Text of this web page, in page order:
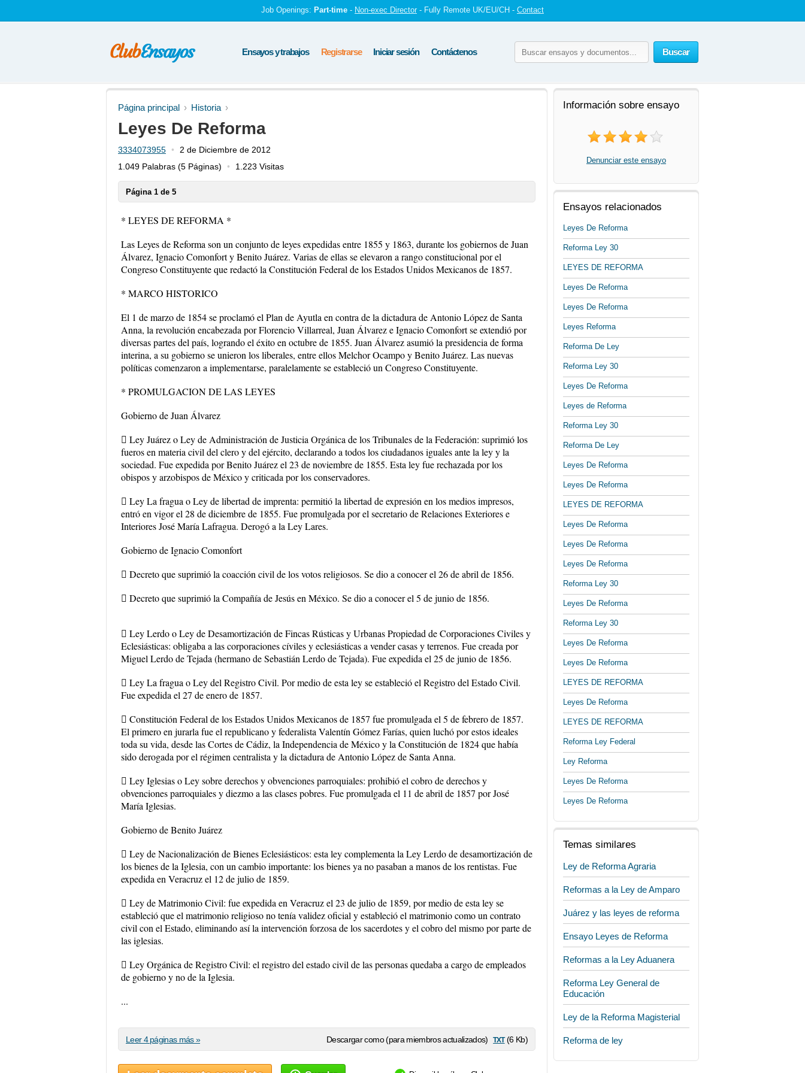
Job Openings: Part-time - Non-exec Director - Fully Remote UK/EU/CH - Contact
Buscar
Ensayos y trabajos Registrarse Iniciar sesión Contáctenos
Página principal Historia
Leyes De Reforma
3334073955
2 de Diciembre de 2012
1.049 Palabras (5 Páginas) 1.223 Visitas
Página 1 de 5
* LEYES DE REFORMA *
Las Leyes de Reforma son un conjunto de leyes expedidas entre 1855 y 1863, durante los gobiernos de Juan
Álvarez, Ignacio Comonfort y Benito Juárez. Varias de ellas se elevaron a rango constitucional por el
Congreso Constituyente que redactó la Constitución Federal de los Estados Unidos Mexicanos de 1857.
* MARCO HISTORICO
El 1 de marzo de 1854 se proclamó el Plan de Ayutla en contra de la dictadura de Antonio López de Santa
Anna, la revolución encabezada por Florencio Villarreal, Juan Álvarez e Ignacio Comonfort se extendió por
diversas partes del país, logrando el éxito en octubre de 1855. Juan Álvarez asumió la presidencia de forma
interina, a su gobierno se unieron los liberales, entre ellos Melchor Ocampo y Benito Juárez. Las nuevas
políticas comenzaron a implementarse, paralelamente se estableció un Congreso Constituyente.
* PROMULGACION DE LAS LEYES
Gobierno de Juan Álvarez
 Ley Juárez o Ley de Administración de Justicia Orgánica de los Tribunales de la Federación: suprimió los
fueros en materia civil del clero y del ejército, declarando a todos los ciudadanos iguales ante la ley y la
sociedad. Fue expedida por Benito Juárez el 23 de noviembre de 1855. Esta ley fue rechazada por los
obispos y arzobispos de México y criticada por los conservadores.
 Ley La fragua o Ley de libertad de imprenta: permitió la libertad de expresión en los medios impresos,
entró en vigor el 28 de diciembre de 1855. Fue promulgada por el secretario de Relaciones Exteriores e
Interiores José María Lafragua. Derogó a la Ley Lares.
Gobierno de Ignacio Comonfort
 Decreto que suprimió la coacción civil de los votos religiosos. Se dio a conocer el 26 de abril de 1856.
 Decreto que suprimió la Compañía de Jesús en México. Se dio a conocer el 5 de junio de 1856.
 Ley Lerdo o Ley de Desamortización de Fincas Rústicas y Urbanas Propiedad de Corporaciones Civiles y
Eclesiásticas: obligaba a las corporaciones cíviles y eclesiásticas a vender casas y terrenos. Fue creada por
Miguel Lerdo de Tejada (hermano de Sebastián Lerdo de Tejada). Fue expedida el 25 de junio de 1856.
 Ley La fragua o Ley del Registro Civil. Por medio de esta ley se estableció el Registro del Estado Civil.
Fue expedida el 27 de enero de 1857.
 Constitución Federal de los Estados Unidos Mexicanos de 1857 fue promulgada el 5 de febrero de 1857.
El primero en jurarla fue el republicano y federalista Valentín Gómez Farías, quien luchó por estos ideales
toda su vida, desde las Cortes de Cádiz, la Independencia de México y la Constitución de 1824 que había
sido derogada por el régimen centralista y la dictadura de Antonio López de Santa Anna.
 Ley Iglesias o Ley sobre derechos y obvenciones parroquiales: prohibió el cobro de derechos y
obvenciones parroquiales y diezmo a las clases pobres. Fue promulgada el 11 de abril de 1857 por José
María Iglesias.
Gobierno de Benito Juárez
 Ley de Nacionalización de Bienes Eclesiásticos: esta ley complementa la Ley Lerdo de desamortización de
los bienes de la Iglesia, con un cambio importante: los bienes ya no pasaban a manos de los rentistas. Fue
expedida en Veracruz el 12 de julio de 1859.
 Ley de Matrimonio Civil: fue expedida en Veracruz el 23 de julio de 1859, por medio de esta ley se
estableció que el matrimonio religioso no tenía validez oficial y estableció el matrimonio como un contrato
civil con el Estado, eliminando así la intervención forzosa de los sacerdotes y el cobro del mismo por parte de
las iglesias.
 Ley Orgánica de Registro Civil: el registro del estado civil de las personas quedaba a cargo de empleados
de gobierno y no de la Iglesia.
...
Descargar como (para miembros actualizados) txt(6 Kb)
Leer 4 páginas más »
Información sobre ensayo
Denunciar este ensayo
Ensayos relacionados
Leyes De Reforma
Reforma Ley 30
LEYES DE REFORMA
Leyes De Reforma
Leyes De Reforma
Leyes Reforma
Reforma De Ley
Reforma Ley 30
Leyes De Reforma
Leyes de Reforma
Reforma Ley 30
Reforma De Ley
Leyes De Reforma
Leyes De Reforma
LEYES DE REFORMA
Leyes De Reforma
Leyes De Reforma
Leyes De Reforma
Reforma Ley 30
Leyes De Reforma
Reforma Ley 30
Leyes De Reforma
Leyes De Reforma
LEYES DE REFORMA
Leyes De Reforma
LEYES DE REFORMA
Reforma Ley Federal
Ley Reforma
Leyes De Reforma
Leyes De Reforma
Temas similares
Ley de Reforma Agraria
Reformas a la Ley de Amparo
Juárez y las leyes de reforma
Ensayo Leyes de Reforma
Reformas a la Ley Aduanera
Reforma Ley General de
Educación
Ley de la Reforma Magisterial
Reforma de ley